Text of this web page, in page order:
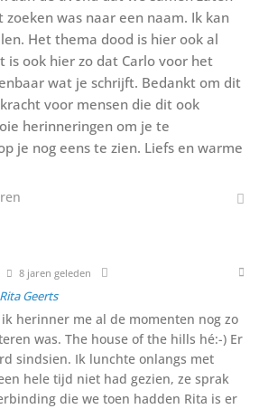
zoeken was naar een naam. Ik kan
Het thema dood is hier ook al
is ook hier zo dat Carlo voor het
wat je schrijft. Bedankt om dit
voor mensen die dit ook
herinneringen om je te
je nog eens te zien. Liefs en warme
8 jaren geleden
Rita Geerts
herinner me al de momenten nog zo
was. The house of the hills hé:-) Er
sindsien. Ik lunchte onlangs met
hele tijd niet had gezien, ze sprak
die we toen hadden Rita is er